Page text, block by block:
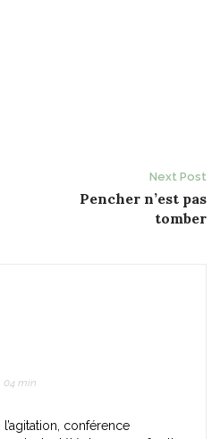
Next Post
Pencher n’est pas
tomber
04 min
conférence